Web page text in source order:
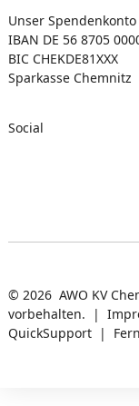
Unser Spendenkonto
IBAN DE 56 8705
BIC CHEKDE81XXX
Sparkasse Chemnitz
Social
© 2026 AWO KV
vorbehalten. |
QuickSupport|